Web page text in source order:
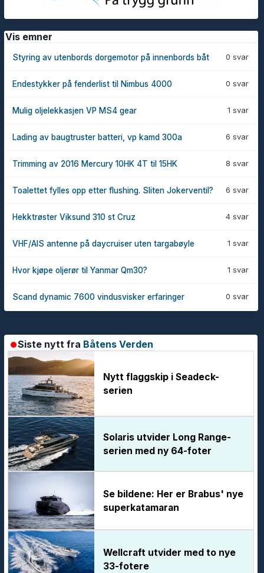
Vis emner
0 svar
Styring av utenbords dorgemotor på innenbords båt
0 svar
Endestykker på fenderlist til Nimbus 4000
1 svar
Mulig oljelekkasjen VP MS4 gear
6 svar
Lading av baugtruster batteri, vp kamd 300a
8 svar
Trimming av 2016 Mercury 10HK 4T til 15HK
6 svar
Toalettet fylles opp etter flushing. Sliten Jokerventil?
4 svar
Hekktrøster Viksund 310 st Cruz
1 svar
VHF/AIS antenne på daycruiser uten targabøyle
1 svar
Hvor kjøpe oljerør til Yanmar Qm30?
0 svar
Scand dynamic 7600 vindusvisker erfaringer
Siste nytt fra Båtens Verden
Nytt flaggskip i Seadeck-
serien
Solaris utvider Long Range-
serien med ny 64-foter
Se bildene: Her er Brabus' nye
superkatamaran
Wellcraft utvider med to nye
33-fotere